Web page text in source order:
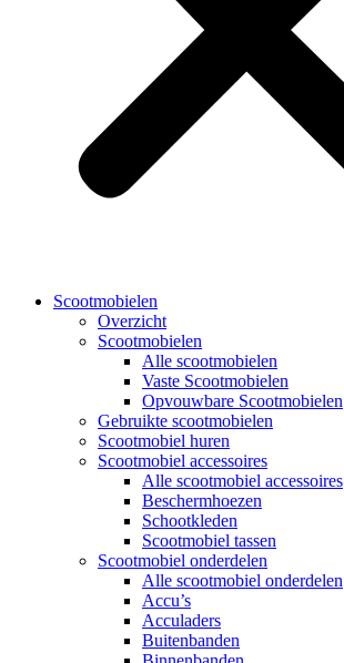
Scootmobielen
Overzicht
Scootmobielen
Alle scootmobielen
Vaste Scootmobielen
Opvouwbare Scootmobielen
Gebruikte scootmobielen
Scootmobiel huren
Scootmobiel accessoires
Alle scootmobiel accessoires
Beschermhoezen
Schootkleden
Scootmobiel tassen
Scootmobiel onderdelen
Alle scootmobiel onderdelen
Accu’s
Acculaders
Buitenbanden